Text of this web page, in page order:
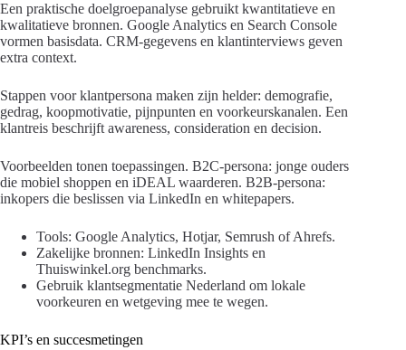
Een praktische doelgroepanalyse gebruikt kwantitatieve en
kwalitatieve bronnen. Google Analytics en Search Console
vormen basisdata. CRM-gegevens en klantinterviews geven
extra context.
Stappen voor klantpersona maken zijn helder: demografie,
gedrag, koopmotivatie, pijnpunten en voorkeurskanalen. Een
klantreis beschrijft awareness, consideration en decision.
Voorbeelden tonen toepassingen. B2C-persona: jonge ouders
die mobiel shoppen en iDEAL waarderen. B2B-persona:
inkopers die beslissen via LinkedIn en whitepapers.
Tools: Google Analytics, Hotjar, Semrush of Ahrefs.
Zakelijke bronnen: LinkedIn Insights en
Thuiswinkel.org benchmarks.
Gebruik klantsegmentatie Nederland om lokale
voorkeuren en wetgeving mee te wegen.
KPI’s en succesmetingen